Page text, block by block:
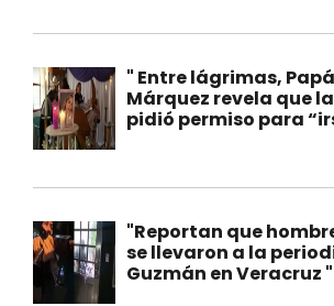
" Entre lágrimas,
Márquez revela que
pidió permiso para
"Reportan que
se llevaron a la
Guzmán en Veracruz "